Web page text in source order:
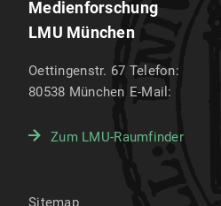
Medien­forschung
LMU München
Oettingenstr. 67
80538 München
Telefon:
E-Mail:
Zum LMU-Raumfinder
Sitemap